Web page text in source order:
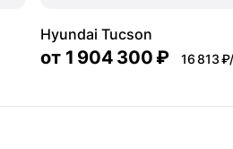
Hyundai Tucson
от 1 904 300 ₽ 16 813